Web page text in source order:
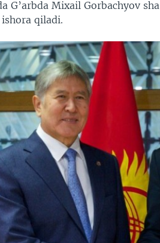
G’arbda Mixail Gorbachyov
qiladi.